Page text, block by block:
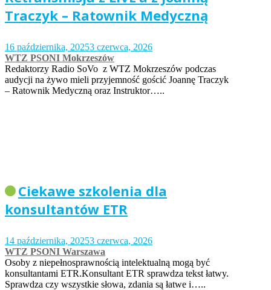
Traczyk – Ratownik Medyczną
16 października, 20253 czerwca, 2026
WTZ PSONI Mokrzeszów
Redaktorzy Radio SoVo z WTZ Mokrzeszów podczas
audycji na żywo mieli przyjemność gościć Joannę Traczyk
– Ratownik Medyczną oraz Instruktor…..
Ciekawe szkolenia dla
konsultantów ETR
14 października, 20253 czerwca, 2026
WTZ PSONI Warszawa
Osoby z niepełnosprawnością intelektualną mogą być
konsultantami ETR.Konsultant ETR sprawdza tekst łatwy.
Sprawdza czy wszystkie słowa, zdania są łatwe i…..